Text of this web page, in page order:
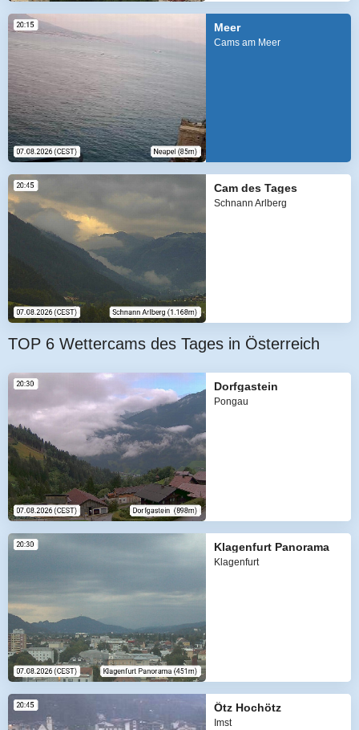
Meer
Cams am Meer
Cam des Tages
Schnann Arlberg
TOP 6 Wettercams des Tages in Österreich
Dorfgastein
Pongau
Klagenfurt Panorama
Klagenfurt
Ötz Hochötz
Imst